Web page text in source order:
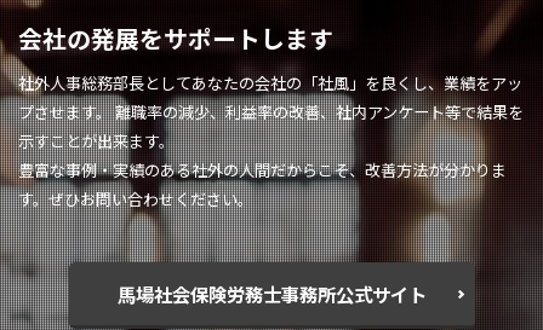
会社の発展をサポートします
社外人事総務部長としてあなたの会社の「社風」を良くし、業績をアッ
プさせます。 離職率の減少、利益率の改善、社内アンケート等で結果を
示すことが出来ます。
豊富な事例・実績のある社外の人間だからこそ、改善方法が分かりま
す。ぜひお問い合わせください。
馬場社会保険労務士事務所公式サイト